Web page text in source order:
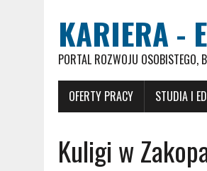
KARIERA -
PORTAL ROZWOJU
OFERTY PRACY STUDIA I
Kuligi w